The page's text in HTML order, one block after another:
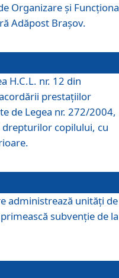
Organizare şi
Adăpost Braşov.
H.C.L. nr. 12 din
prestaţiilor
de Legea nr. 272/2004,
copilului, cu
administrează unităţi de
subvenţie de la